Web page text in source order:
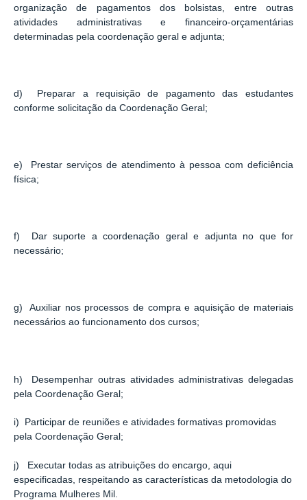
organização de pagamentos dos bolsistas, entre outras
atividades administrativas e financeiro-orçamentárias
determinadas pela coordenação geral e adjunta;
d) Preparar a requisição de pagamento das estudantes
conforme solicitação da Coordenação Geral;
e) Prestar serviços de atendimento à pessoa com deficiência
física;
f) Dar suporte a coordenação geral e adjunta no que for
necessário;
g) Auxiliar nos processos de compra e aquisição de materiais
necessários ao funcionamento dos cursos;
h) Desempenhar outras atividades administrativas delegadas
pela Coordenação Geral;
i) Participar de reuniões e atividades formativas promovidas
pela Coordenação Geral;
j) Executar todas as atribuições do encargo, aqui
especificadas, respeitando as características da metodologia do
Programa Mulheres Mil.